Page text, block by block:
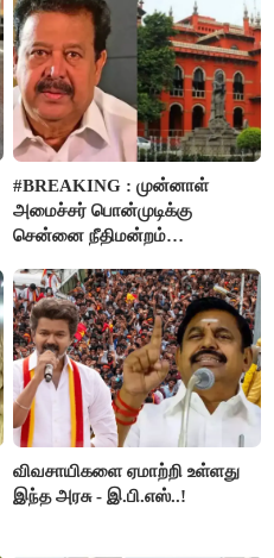
#BREAKING : முன்னாள்
அமைச்சர் பொன்முடிக்கு
சென்னை நீதிமன்றம்
விவசாயிகளை ஏமாற்றி உள்ளது
இந்த அரசு - இ.பி.எஸ்..!